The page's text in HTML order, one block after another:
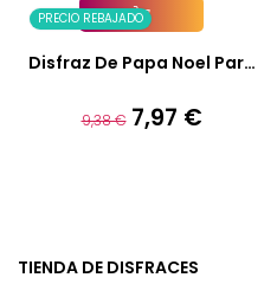
PRECIO REBAJADO
Añadir A La Cesta
Disfraz De Papa Noel Para
Precio
9,38 € Precio
7,97 €
TIENDA DE DISFRACES